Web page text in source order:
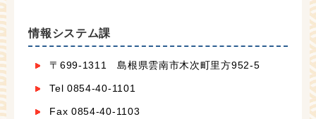
情報システム課
〒699-1311 島根県雲南市木次町里方952-5
Tel 0854-40-1101
Fax 0854-40-1103